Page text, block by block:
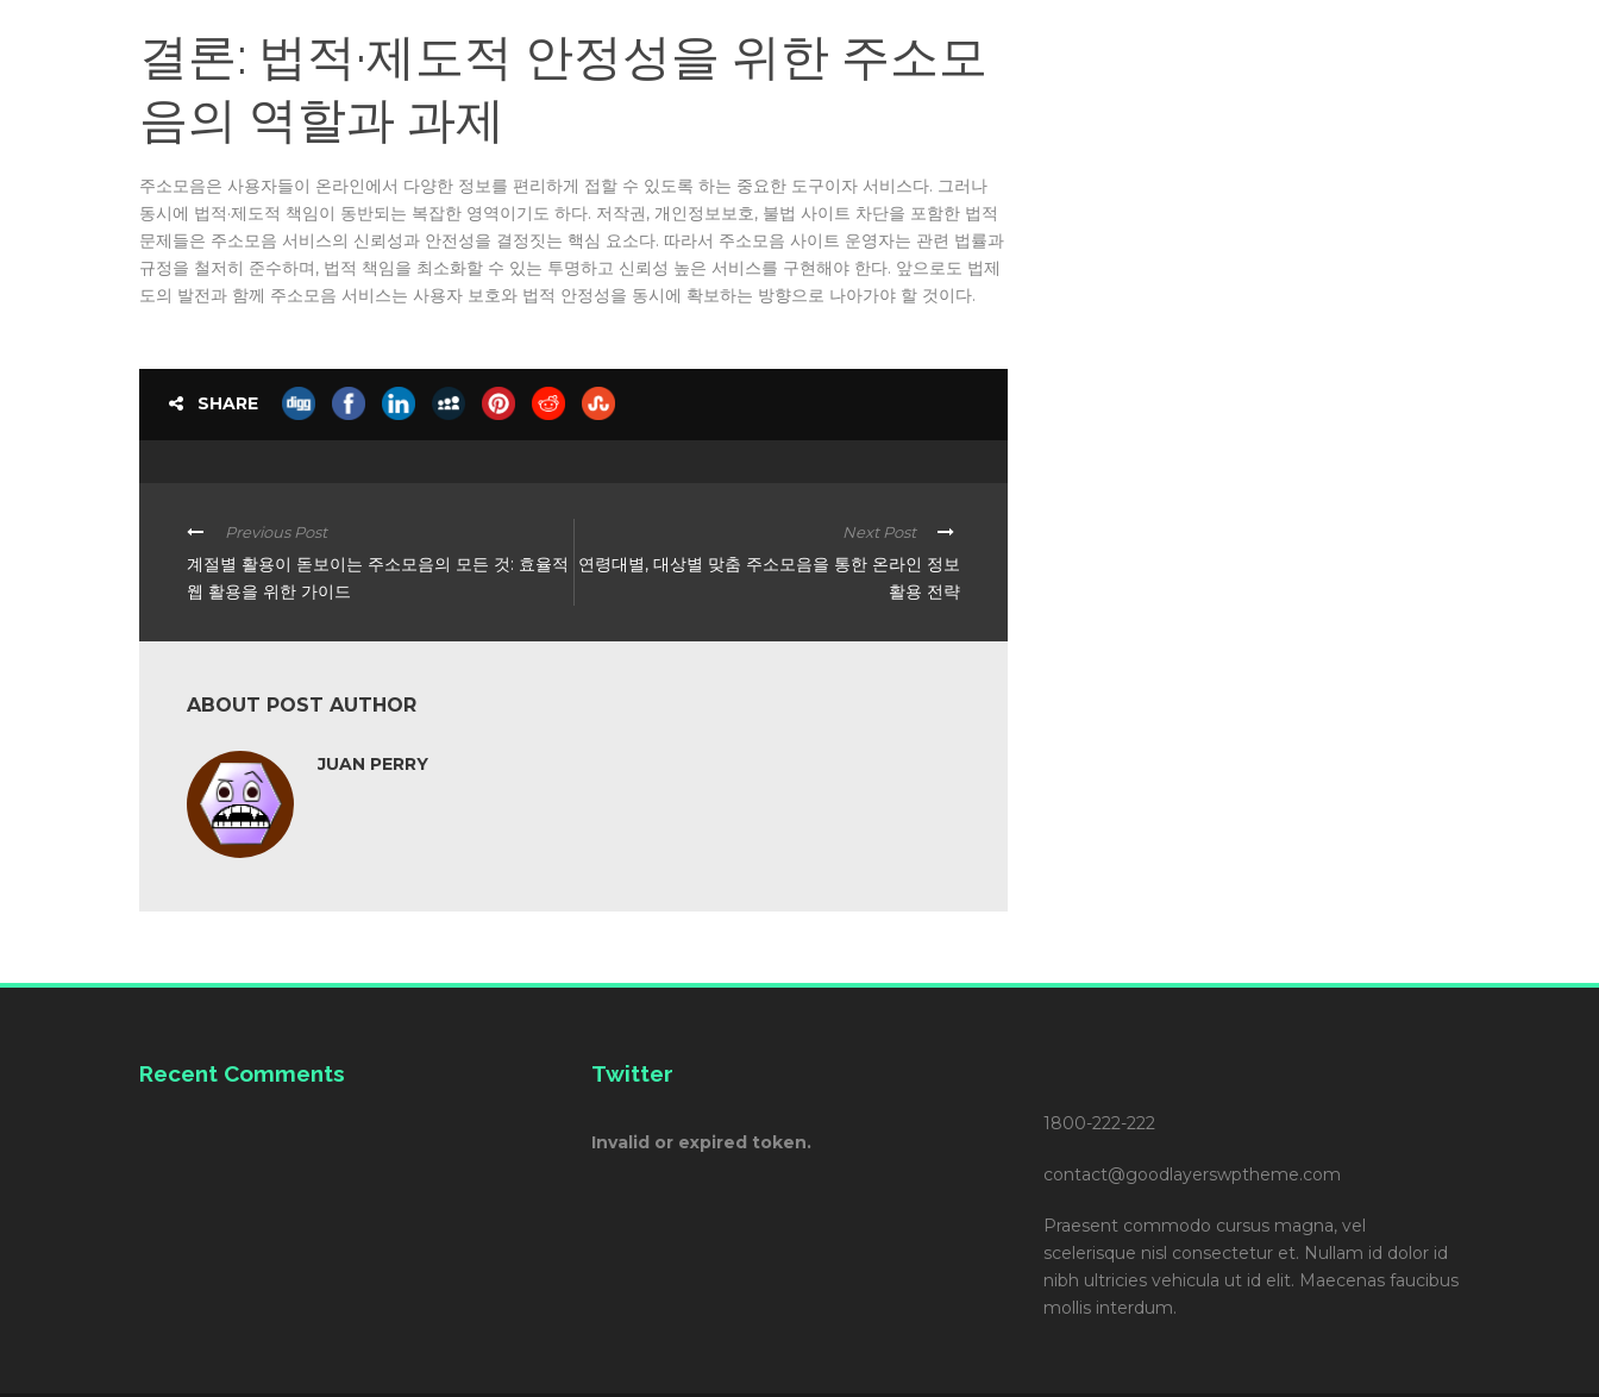
결론: 법적·제도적 안정성을 위한 주소모
음의 역할과 과제
주소모음은 사용자들이 온라인에서 다양한 정보를 편리하게 접할 수 있도록 하는 중요한 도구이자 서비스다. 그러나
동시에 법적·제도적 책임이 동반되는 복잡한 영역이기도 하다. 저작권, 개인정보보호, 불법 사이트 차단을 포함한 법적
문제들은 주소모음 서비스의 신뢰성과 안전성을 결정짓는 핵심 요소다. 따라서 주소모음 사이트 운영자는 관련 법률과
규정을 철저히 준수하며, 법적 책임을 최소화할 수 있는 투명하고 신뢰성 높은 서비스를 구현해야 한다. 앞으로도 법제
도의 발전과 함께 주소모음 서비스는 사용자 보호와 법적 안정성을 동시에 확보하는 방향으로 나아가야 할 것이다.
SHARE
Previous Post
계절별 활용이 돋보이는 주소모음의 모든 것: 효율적
웹 활용을 위한 가이드
Next Post
연령대별, 대상별 맞춤 주소모음을 통한 온라인 정보
활용 전략
ABOUT POST AUTHOR
JUAN PERRY
Recent Comments Twitter
Invalid or expired token.
1800-222-222
contact@goodlayerswptheme.com
Praesent commodo cursus magna, vel
scelerisque nisl consectetur et. Nullam id dolor id
nibh ultricies vehicula ut id elit. Maecenas faucibus
mollis interdum.